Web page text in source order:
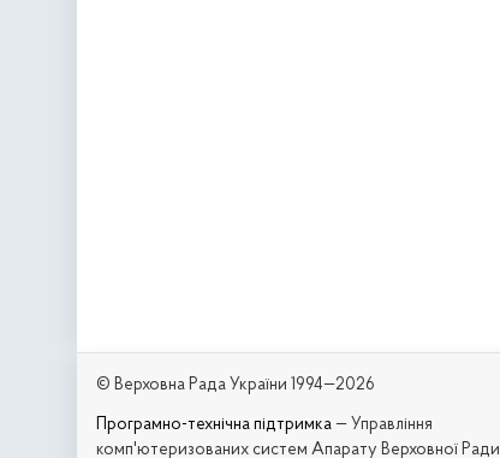
© Верховна Рада України 1994—2026
Програмно-технічна підтримка — Управління
комп'ютеризованих систем Апарату Верховної Ради